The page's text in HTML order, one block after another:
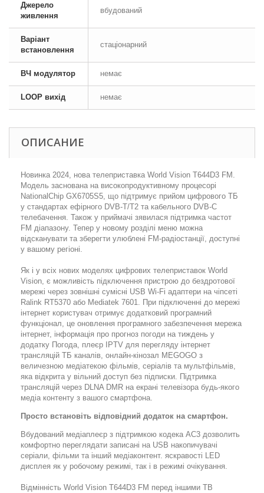
Джерело
живлення
вбудований
Варіант
встановлення
стаціонарний
ВЧ модулятор немає
LOOP вихід немає
ОПИСАНИЕ
Новинка 2024, нова телеприставка World Vision T644D3 FM.
Модель заснована на високопродуктивному процесорі
NationalChip GX6705S5, що підтримує прийом цифрового ТБ
у стандартах ефірного DVB-T/T2 та кабельного DVB-C
телебачення. Також у приймачі зявилася підтримка частот
FM діапазону. Тепер у новому розділі меню можна
відсканувати та зберегти улюблені FM-радіостанції, доступні
у вашому регіоні.
Як і у всіх нових моделях цифрових телеприставок World
Vision, є можливість підключення пристрою до бездротової
мережі через зовнішні сумісні USB Wi-Fi адаптери на чіпсеті
Ralink RT5370 або Mediatek 7601. При підключенні до мережі
інтернет користувач отримує додатковий програмний
функціонал, це оновлення програмного забезпечення мережа
інтернет, інформація про прогноз погоди на тиждень у
додатку Погода, плеєр IPTV для перегляду інтернет
трансляцій ТБ каналів, онлайн-кінозал MEGOGO з
величезною медіатекою фільмів, серіалів та мультфільмів,
яка відкрита у вільний доступ без підписки. Підтримка
трансляцій через DLNA DMR на екрані телевізора будь-якого
медіа контенту з вашого смартфона.
Просто встановіть відповідний додаток на смартфон.
Вбудований медіаплеєр з підтримкою кодека AC3 дозволить
комфортно переглядати записані на USB накопичувачі
серіали, фільми та інший медіаконтент. яскравості LED
дисплея як у робочому режимі, так і в режимі очікування.
Відмінність World Vision T644D3 FM перед іншими ТВ